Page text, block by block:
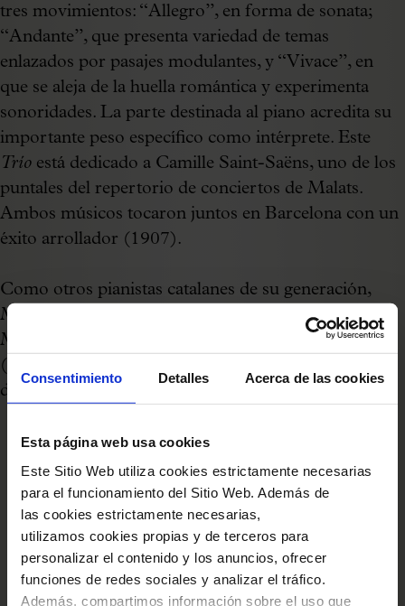
Consentimiento Detalles Acerca de las cookies
Esta página web usa cookies
Este Sitio Web utiliza cookies estrictamente necesarias
para el funcionamiento del Sitio Web. Además de
las cookies estrictamente necesarias,
utilizamos cookies propias y de terceros para
personalizar el contenido y los anuncios, ofrecer
funciones de redes sociales y analizar el tráfico.
Además, compartimos información sobre el uso que
tres movimientos: “Allegro”, en forma de sonata;
“Andante”, que presenta variedad de temas
enlazados por pasajes modulantes, y “Vivace”, en
que se aleja de la huella romántica y experimenta
sonoridades. La parte destinada al piano acredita su
importante peso específico como intérprete. Este
Trío está dedicado a Camille Saint-Saëns, uno de los
puntales del repertorio de conciertos de Malats.
Ambos músicos tocaron juntos en Barcelona con un
éxito arrollador (1907).
Como otros pianistas catalanes de su generación,
Malats murió prematuramente. El Palau de la
Música Catalana acogió su último concierto público
(10 de marzo de 1910), donde presentó su caballo
de batalla: